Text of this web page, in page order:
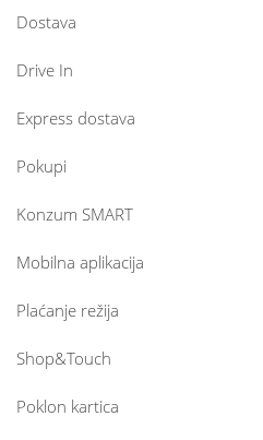
Dostava
Drive In
Express dostava
Pokupi
Konzum SMART
Mobilna aplikacija
Plaćanje režija
Shop&Touch
Poklon kartica